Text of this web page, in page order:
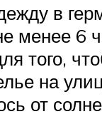
в
менее 6
того,
на
от